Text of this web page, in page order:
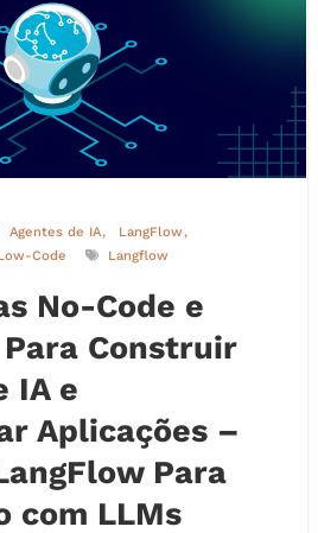
Agentes de IA
LangFlow
Code
Langflow
No-Code e
Construir
IA e
Aplicações –
Para
com LLMs